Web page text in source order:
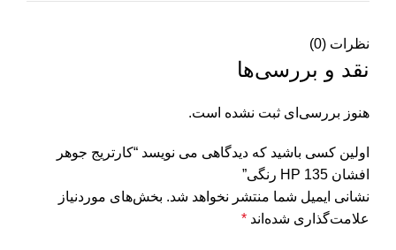
نظرات (0)
نقد و بررسی‌ها
هنوز بررسی‌ای ثبت نشده است.
اولین کسی باشید که دیدگاهی می نویسد “کارتریج جوهر
افشان 135 HP رنگی”
نشانی ایمیل شما منتشر نخواهد شد. بخش‌های موردنیاز
علامت‌گذاری شده‌اند *